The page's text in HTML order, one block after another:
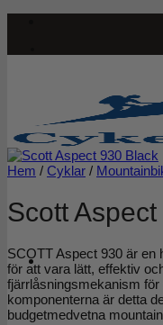
Hem / Cyklar /
Scott
SCOTT Aspect 930 är en
för att vara lätt, effektiv
fjärrlåsningsmekanism
komponenterna är detta
budgetmedvetna